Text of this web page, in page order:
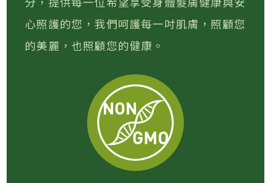
心照護的您，我們呵護每一吋肌膚，照顧您
的美麗，也照顧您的健康。